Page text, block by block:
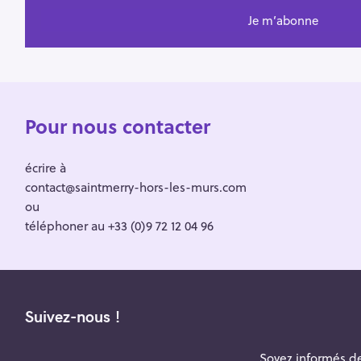
Pour nous contacter
écrire à
contact@saintmerry-hors-les-murs.com
ou
téléphoner au +33 (0)9 72 12 04 96
Suivez-nous !
Soyez informés